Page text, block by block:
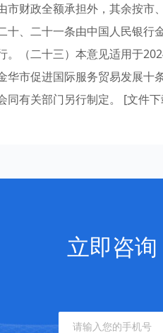
市财政全额承担外，其余按
十、二十一条由中国人民银
。（二十三）本意见适用于
华市促进国际服务贸易发展
同有关部门另行制定。 [文件
立即咨